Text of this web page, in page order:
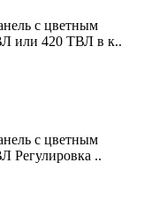
с цветным
или 420 ТВЛ в к..
с цветным
Регулировка ..